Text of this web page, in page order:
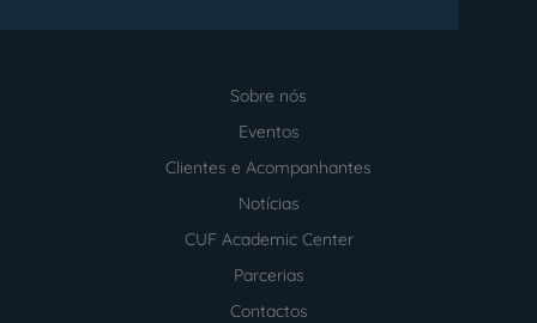
Sobre nós
Eventos
Clientes e Acompanhantes
Notícias
CUF Academic Center
Parcerias
Contactos